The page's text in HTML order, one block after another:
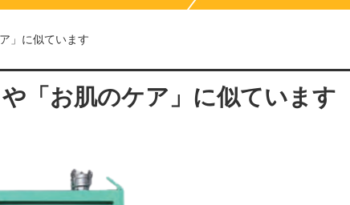
」に似ています
「お肌のケア」に似ています